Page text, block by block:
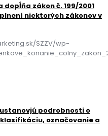
zákon č. 199/2001
niektorých zákonov v
SZZV/wp-
ustanovjú podrobnosti o
označovanie a